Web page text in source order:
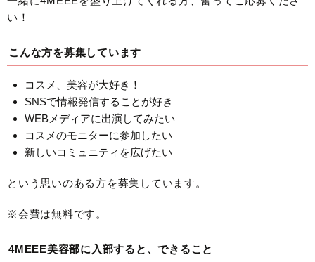
い！
こんな方を募集しています
コスメ、美容が大好き！
SNSで情報発信することが好き
WEBメディアに出演してみたい
コスメのモニターに参加したい
新しいコミュニティを広げたい
という思いのある方を募集しています。
※会費は無料です。
4MEEE美容部に入部すると、できること